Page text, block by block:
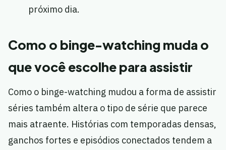
próximo dia.
Como o binge-watching muda o
que você escolhe para assistir
Como o binge-watching mudou a forma de assistir
séries também altera o tipo de série que parece
mais atraente. Histórias com temporadas densas,
ganchos fortes e episódios conectados tendem a